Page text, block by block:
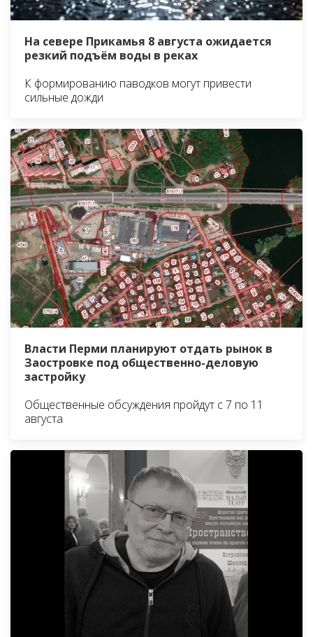
На севере Прикамья 8 августа ожидается
резкий подъём воды в реках
К формированию паводков могут привести
сильные дожди
Власти Перми планируют отдать рынок в
Заостровке под общественно-деловую
застройку
Общественные обсуждения пройдут с 7 по 11
августа